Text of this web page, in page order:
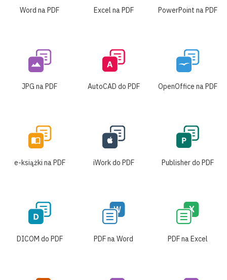
Word na PDF Excel na PDF PowerPoint na PDF
JPG na PDF AutoCAD do PDF OpenOffice na PDF
e-książki na PDF iWork do PDF Publisher do PDF
DICOM do PDF PDF na Word PDF na Excel